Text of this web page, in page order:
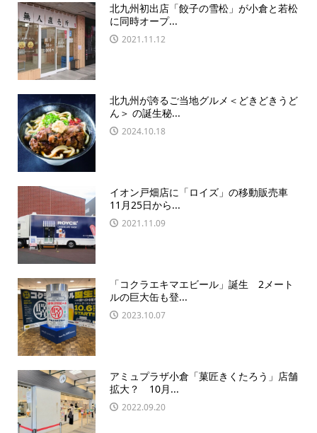
北九州初出店「餃子の雪松」が小倉と若松
に同時オープ...
2021.11.12
北九州が誇るご当地グルメ＜どきどきうど
ん＞ の誕生秘...
2024.10.18
イオン戸畑店に「ロイズ」の移動販売車
11月25日から...
2021.11.09
「コクラエキマエビール」誕生 2メート
ルの巨大缶も登...
2023.10.07
アミュプラザ小倉「菓匠きくたろう」店舗
拡大？ 10月...
2022.09.20